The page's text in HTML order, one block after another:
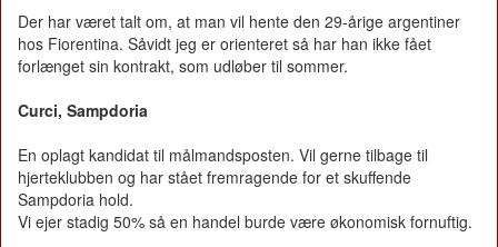
Der har været talt om, at man vil hente den 29-årige argentiner
hos Fiorentina. Såvidt jeg er orienteret så har han ikke fået
forlænget sin kontrakt, som udløber til sommer.
Curci, Sampdoria
En oplagt kandidat til målmandsposten. Vil gerne tilbage til
hjerteklubben og har stået fremragende for et skuffende
Sampdoria hold.
Vi ejer stadig 50% så en handel burde være økonomisk fornuftig.